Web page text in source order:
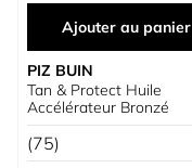
Ajouter au panier
PIZ BUIN
Tan & Protect Huile
Accélérateur Bronzé
(75)